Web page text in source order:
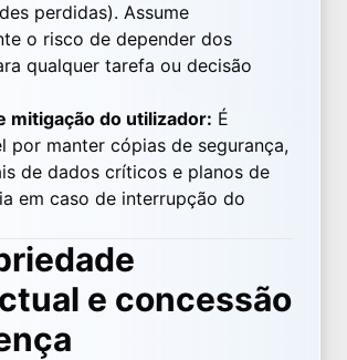
perdidas). Assume
o risco de depender dos
qualquer tarefa ou decisão
mitigação do utilizador: É
por manter cópias de segurança,
de dados críticos e planos de
em caso de interrupção do
e concessão